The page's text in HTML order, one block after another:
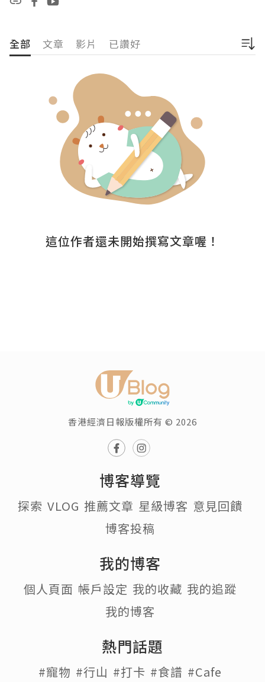
全部 文章 影片 已讚好
這位作者還未開始撰寫文章喔！
香港經濟日報版權所有 © 2026
博客導覽
探索 VLOG 推薦文章 星級博客 意見回饋
博客投稿
我的博客
個人頁面 帳戶設定 我的收藏 我的追蹤
我的博客
熱門話題
#寵物 #行山 #打卡 #食譜 #Cafe